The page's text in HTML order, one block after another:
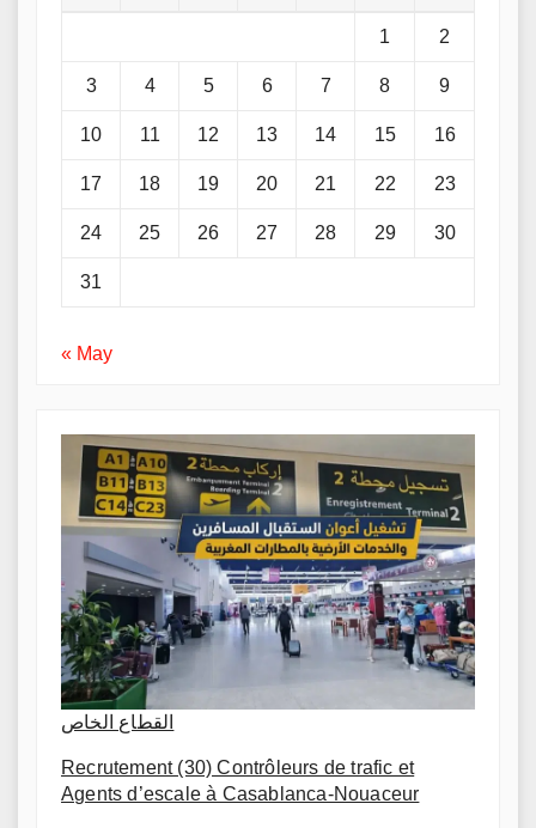
1 2
3 4 5 6 7 8 9
10 11 12 13 14 15 16
17 18 19 20 21 22 23
24 25 26 27 28 29 30
31
« May
القطاع الخاص
Recrutement (30) Contrôleurs de trafic et
Agents d’escale à Casablanca-Nouaceur